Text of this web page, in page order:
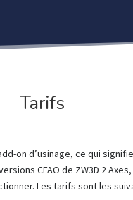
Tarifs
on d’usinage, ce qui
CFAO de ZW3D 2
Les tarifs sont les